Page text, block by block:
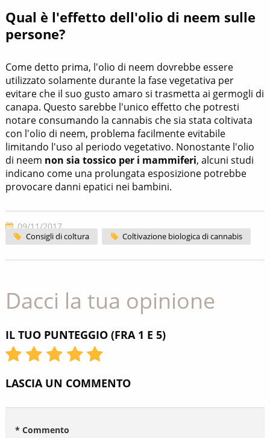
Qual è l'effetto dell'olio di neem sulle
persone?
Come detto prima, l'olio di neem dovrebbe essere
utilizzato solamente durante la fase vegetativa per
evitare che il suo gusto amaro si trasmetta ai germogli di
canapa. Questo sarebbe l'unico effetto che potresti
notare consumando la cannabis che sia stata coltivata
con l'olio di neem, problema facilmente evitabile
limitando l'uso al periodo vegetativo. Nonostante l'olio
di neem non sia tossico per i mammiferi, alcuni studi
indicano come una prolungata esposizione potrebbe
provocare danni epatici nei bambini.
09/11/2017
Consigli di coltura Coltivazione biologica di cannabis
Dacci la tua opinione
IL TUO PUNTEGGIO (FRA 1 E 5)
LASCIA UN COMMENTO
* Commento